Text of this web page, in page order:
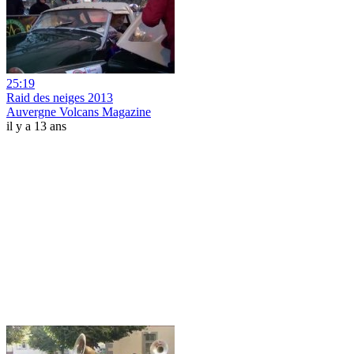
25:19
Raid des neiges 2013
Auvergne Volcans Magazine
il y a 13 ans